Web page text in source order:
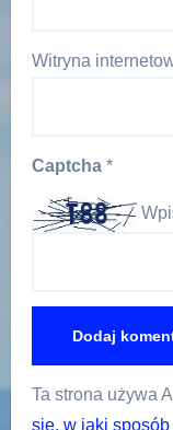
Witryna
Captcha *
Ta strona używa
się, w jaki